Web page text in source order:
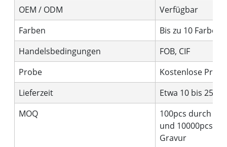
OEM / ODM
Verfügbar
Farben
Bis zu 10 Farben
Handelsbedingungen
FOB, CIF
Probe
Kostenlose Probe
Lieferzeit
Etwa 10 bis 25
MOQ
100pcs durch
und 10000pcs
Gravur